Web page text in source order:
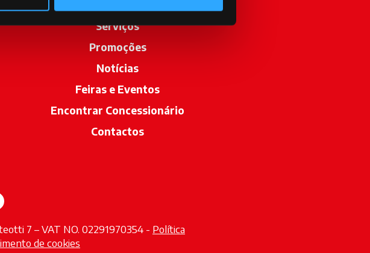
Serviços
Promoções
Notícias
Feiras e Eventos
Encontrar Concessionário
Contactos
tab
a new tab
opens in a new tab
7 – VAT NO. 02291970354 - Política
de cookies